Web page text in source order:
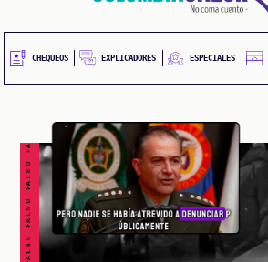
CHEQUEOS EXPLICADORES ESPECIALES
FALSO FALSO FALSO FALSO FALSO FALSO FALSO